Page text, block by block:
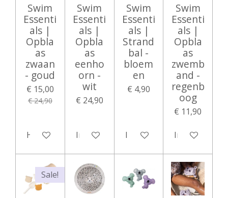
Swim
Essenti
als |
Opbla
as
zwaan
- goud
€ 15,00
€ 24,90
Houd mij op de hoogte
Swim
Essenti
als |
Opbla
as
eenho
orn -
wit
€ 24,90
In winkelwagen
Swim
Essenti
als |
Strand
bal -
bloem
en
€ 4,90
In winkelwagen
Swim
Essenti
als |
Opbla
as
zwemb
and -
regenb
oog
€ 11,90
In
Sale!